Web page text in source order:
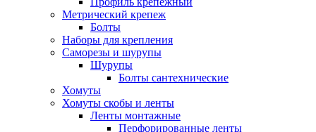
Метрический крепеж
Болты
Наборы для крепления
Саморезы и шурупы
Шурупы
Болты сантехнические
Хомуты
Хомуты скобы и ленты
Ленты монтажные
Перфорированные ленты